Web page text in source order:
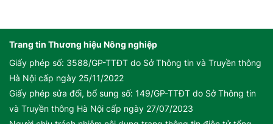
Trang tin Thương hiệu Nông nghiệp
Giấy phép số: 3588/GP-TTĐT do Sở Thông tin và Truyền thông
Hà Nội cấp ngày 25/11/2022
Giấy phép sửa đổi, bổ sung số: 149/GP-TTĐT do Sở Thông tin
và Truyền thông Hà Nội cấp ngày 27/07/2023